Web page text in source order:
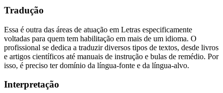
Tradução
Essa é outra das áreas de atuação em Letras especificamente
voltadas para quem tem habilitação em mais de um idioma. O
profissional se dedica a traduzir diversos tipos de textos, desde livros
e artigos científicos até manuais de instrução e bulas de remédio. Por
isso, é preciso ter domínio da língua-fonte e da língua-alvo.
Interpretação